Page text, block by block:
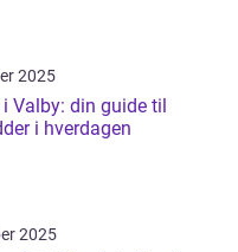
2025
Valby: din guide til
i hverdagen
2025